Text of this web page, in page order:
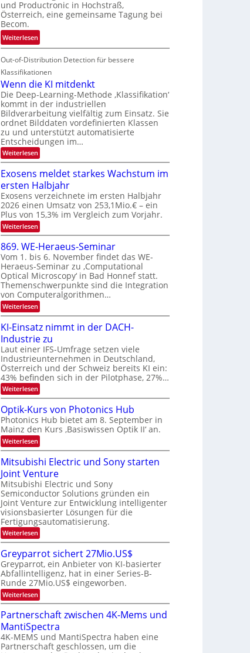
k
e
i
t
e
n
i
n
I
S
I
O
N
T
e
c
h
T
a
l
k
s
d
T
o
u
e
n
a
u
f
d
e
r
V
I
S
I
O
N
2
0
2
6
und Productronic in Hochstraß,
Österreich, eine gemeinsame Tagung bei
Becom.
Weiterlesen:
T
a
g
u
n
g
z
u
E
l
e
k
t
r
o
n
i
k
-
u
n
d
B
i
l
d
v
e
r
a
r
b
i
t
u
n
g
s
-
T
r
e
n
d
s
Out-of-Distribution Detection für bessere
Klassifikationen
Wenn die KI mitdenkt
Die Deep-Learning-Methode ‚Klassifikation‘
kommt in der industriellen
Bildverarbeitung vielfältig zum Einsatz. Sie
ordnet Bilddaten vordefinierten Klassen
zu und unterstützt automatisierte
Entscheidungen im…
Weiterlesen:
W
n
n
d
i
e
K
I
m
i
t
d
e
n
k
t
Exosens meldet starkes Wachstum im
ersten Halbjahr
Exosens verzeichnete im ersten Halbjahr
2026 einen Umsatz von 253,1Mio.€ – ein
Plus von 15,3% im Vergleich zum Vorjahr.
Weiterlesen:
E
x
o
s
e
n
s
m
e
l
d
e
t
s
t
a
r
k
e
s
W
a
c
h
s
t
u
m
i
m
e
r
s
t
e
n
H
a
b
j
a
h
r
869. WE-Heraeus-Seminar
Vom 1. bis 6. November findet das WE-
Heraeus-Seminar zu ‚Computational
Optical Microscopy‘ in Bad Honnef statt.
Themenschwerpunkte sind die Integration
von Computeralgorithmen…
Weiterlesen:
8
9
.
W
E
-
H
e
r
a
u
s
-
S
e
m
i
n
a
r
KI-Einsatz nimmt in der DACH-
Industrie zu
Laut einer IFS-Umfrage setzen viele
Industrieunternehmen in Deutschland,
Österreich und der Schweiz bereits KI ein:
43% befinden sich in der Pilotphase, 27%…
Weiterlesen:
K
-
E
i
n
s
a
t
z
n
i
m
m
t
i
n
d
e
r
D
A
C
H
-
I
d
u
t
Optik-Kurs von Photonics Hub
Photonics Hub bietet am 8. September in
Mainz den Kurs ‚Basiswissen Optik II‘ an.
Weiterlesen:
O
p
t
i
k
-
K
u
r
s
v
o
P
h
o
t
o
n
i
c
s
H
u
b
Mitsubishi Electric und Sony starten
Joint Venture
Mitsubishi Electric und Sony
Semiconductor Solutions gründen ein
Joint Venture zur Entwicklung intelligenter
visionsbasierter Lösungen für die
Fertigungsautomatisierung.
Weiterlesen:
M
t
s
u
b
i
s
h
i
E
l
e
c
Greyparrot sichert 27Mio.US$
Greyparrot, ein Anbieter von KI-basierter
Abfallintelligenz, hat in einer Series-B-
Runde 27Mio.US$ eingeworben.
Weiterlesen:
G
e
y
p
a
Partnerschaft zwischen 4K-Mems und
MantiSpectra
4K-MEMS und MantiSpectra haben eine
Partnerschaft geschlossen, um die